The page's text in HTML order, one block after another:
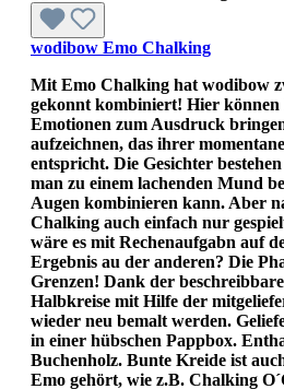
wodibow Emo Chalking
Mit Emo Chalking hat wodibow
gekonnt kombiniert! Hier
Emotionen zum Ausdruck
aufzeichnen, das ihrer
entspricht. Die Gesichter
man zu einem lachenden Mund
Augen kombinieren kann. Aber
Chalking auch einfach nur
wäre es mit Rechenaufgabn auf
Ergebnis au der anderen? Die
Grenzen! Dank der
Halbkreise mit Hilfe der
wieder neu bemalt werden.
in einer hübschen Pappbox.
Buchenholz. Bunte Kreide ist
Emo gehört, wie z.B. Chalking